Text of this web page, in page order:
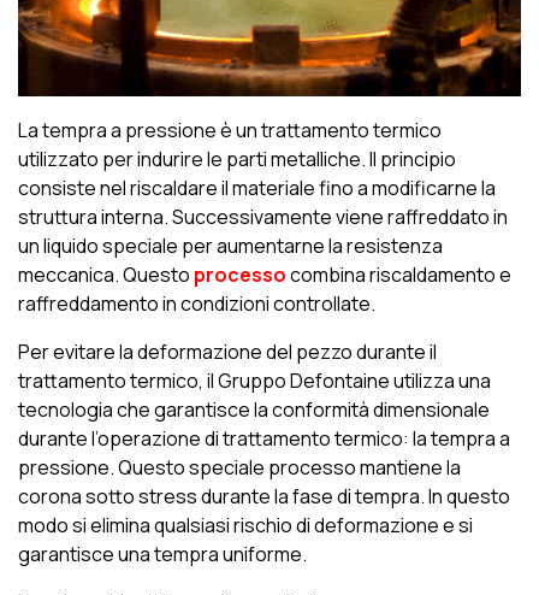
La tempra a pressione è un trattamento termico
utilizzato per indurire le parti metalliche. Il principio
consiste nel riscaldare il materiale fino a modificarne la
struttura interna. Successivamente viene raffreddato in
un liquido speciale per aumentarne la resistenza
meccanica. Questo processocombina riscaldamento e
raffreddamento in condizioni controllate.
Per evitare la deformazione del pezzo durante il
trattamento termico, il Gruppo Defontaine utilizza una
tecnologia che garantisce la conformità dimensionale
durante l’operazione di trattamento termico: la tempra a
pressione. Questo speciale processo mantiene la
corona sotto stress durante la fase di tempra. In questo
modo si elimina qualsiasi rischio di deformazione e si
garantisce una tempra uniforme.